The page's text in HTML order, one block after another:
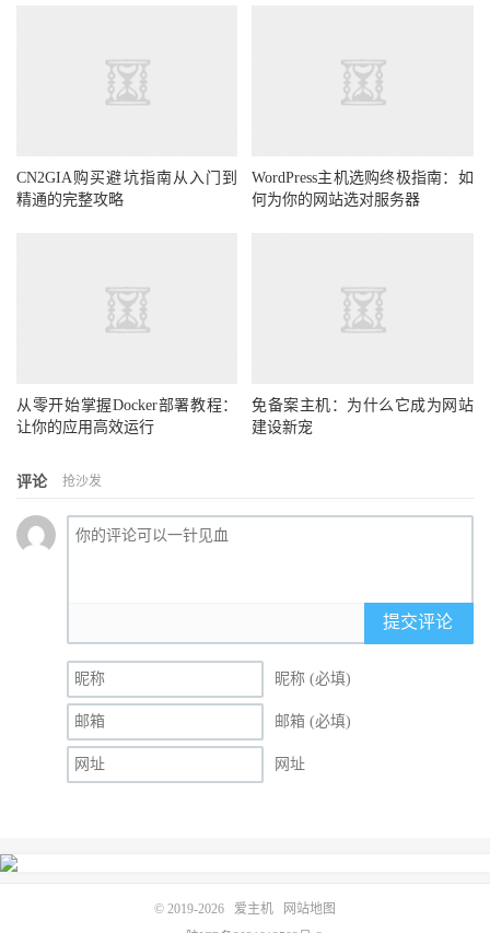
CN2GIA购买避坑指南从入门到
精通的完整攻略
WordPress主机选购终极指南：如
何为你的网站选对服务器
从零开始掌握Docker部署教程：
让你的应用高效运行
免备案主机：为什么它成为网站
建设新宠
评论 抢沙发
提交评论
昵称 (必填)
邮箱 (必填)
网址
© 2019-2026 爱主机
网站地图